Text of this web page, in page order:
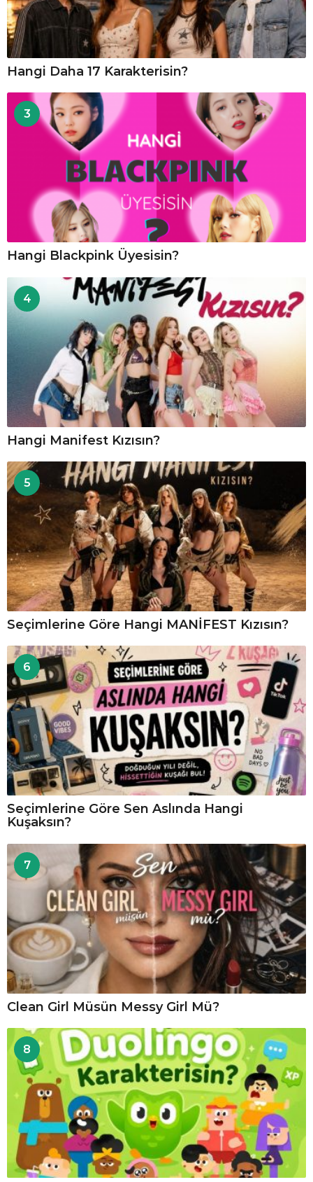
Hangi Daha 17 Karakterisin?
3
Hangi Blackpink Üyesisin?
4
Hangi Manifest Kızısın?
5
Seçimlerine Göre Hangi MANİFEST Kızısın?
6
Seçimlerine Göre Sen Aslında Hangi
Kuşaksın?
7
Clean Girl Müsün Messy Girl Mü?
8